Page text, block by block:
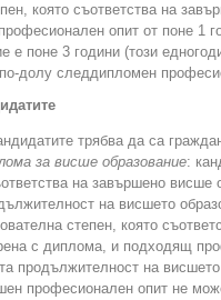
която съответства на
опит от поне 1
е поне 3 години (този
долу следдипломен
трябва да са
за висше образование:
на завършено
на висшето
степен, която
с диплома, и подходящ
продължителност на
професионален опит не